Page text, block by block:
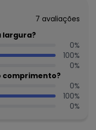
Lavagem a mão;
Secagem em varal à
Limpeza a úmido
oferecido em
disponível.
7 avaliações
largura?
0%
100%
0%
comprimento?
0%
100%
0%